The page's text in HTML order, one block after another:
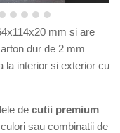
mm si are
dur de 2 mm
la interior si exterior cu
de cutii premium
sau combinatii de